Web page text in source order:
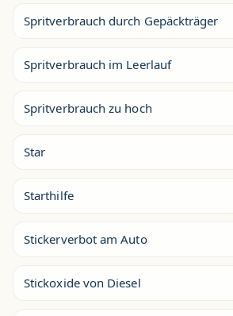
Spritverbrauch durch Gepäckträger
Spritverbrauch im Leerlauf
Spritverbrauch zu hoch
Star
Starthilfe
Stickerverbot am Auto
Stickoxide von Diesel